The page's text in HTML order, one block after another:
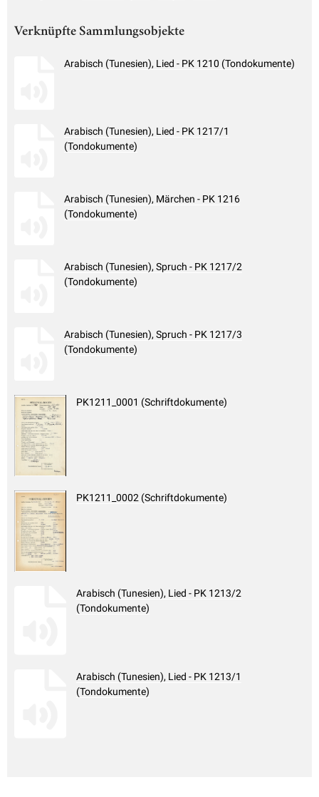
Verknüpfte Sammlungsobjekte
Arabisch (Tunesien), Lied - PK 1210 (Tondokumente)
Arabisch (Tunesien), Lied - PK 1217/1
(Tondokumente)
Arabisch (Tunesien), Märchen - PK 1216
(Tondokumente)
Arabisch (Tunesien), Spruch - PK 1217/2
(Tondokumente)
Arabisch (Tunesien), Spruch - PK 1217/3
(Tondokumente)
PK1211_0001 (Schriftdokumente)
PK1211_0002 (Schriftdokumente)
Arabisch (Tunesien), Lied - PK 1213/2
(Tondokumente)
Arabisch (Tunesien), Lied - PK 1213/1
(Tondokumente)